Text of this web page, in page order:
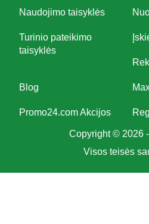
Naudojimo taisyklės
Turinio pateikimo
taisyklės
Blog
Promo24.com Akcijos
Copyright © 2026
Visos teisės